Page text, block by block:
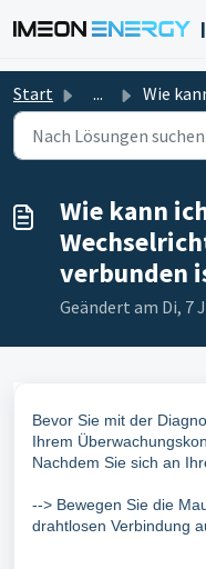
Start ... Wie kann ich überprüfen,
Wie kann
verbunden
Geändert am Di, 7
Bevor Sie mit der
Ihrem
Nachdem Sie sich an
--> Bewegen Sie die
drahtlosen Verbindung